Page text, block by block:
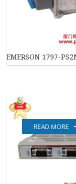
EMERSON 1797-
READ MORE